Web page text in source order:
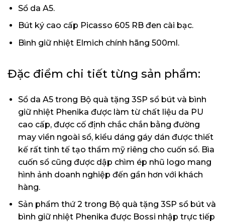
Sổ da A5.
Bút ký cao cấp Picasso 605 RB đen cài bạc.
Bình giữ nhiệt Elmich chính hãng 500ml.
Đặc điểm chi tiết từng sản phẩm:
Sổ da A5 trong Bộ quà tặng 3SP sổ bút và bình
giữ nhiệt Phenika được làm từ chất liệu da PU
cao cấp, được cố định chắc chắn bằng đường
may viền ngoài sổ, kiểu dáng gáy dán được thiết
kế rất tinh tế tạo thẩm mỹ riêng cho cuốn sổ. Bìa
cuốn sổ cũng được dập chìm ép nhũ logo mang
hình ảnh doanh nghiệp đến gần hơn với khách
hàng.
Sản phẩm thứ 2 trong Bộ quà tặng 3SP sổ bút và
bình giữ nhiệt Phenika được Bossi nhập trực tiếp